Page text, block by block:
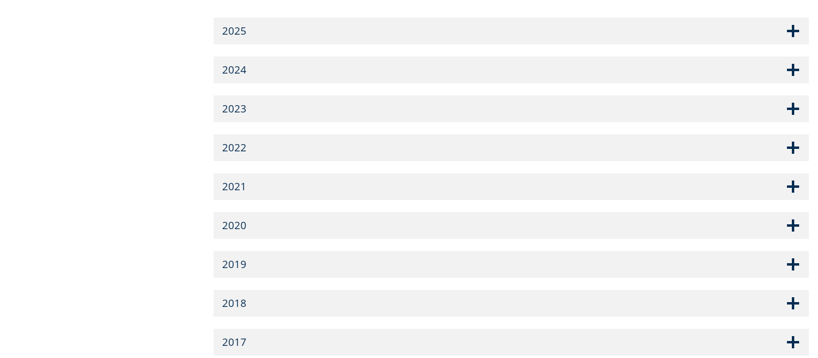
2025
2024
2023
2022
2021
2020
2019
2018
2017